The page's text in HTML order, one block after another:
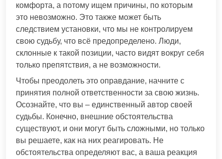
комфорта, а потому ищем причины, по которым
это невозможно. Это также может быть
следствием установки, что мы не контролируем
свою судьбу, что всё предопределено. Люди,
склонные к такой позиции, часто видят вокруг себя
только препятствия, а не возможности.
Чтобы преодолеть это оправдание, начните с
принятия полной ответственности за свою жизнь.
Осознайте, что вы – единственный автор своей
судьбы. Конечно, внешние обстоятельства
существуют, и они могут быть сложными, но только
вы решаете, как на них реагировать. Не
обстоятельства определяют вас, а ваша реакция